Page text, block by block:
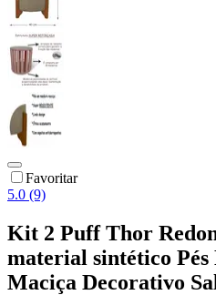
Favoritar
5.0 (9)
Kit 2 Puff Thor
material sintético
Maciça Decorativo